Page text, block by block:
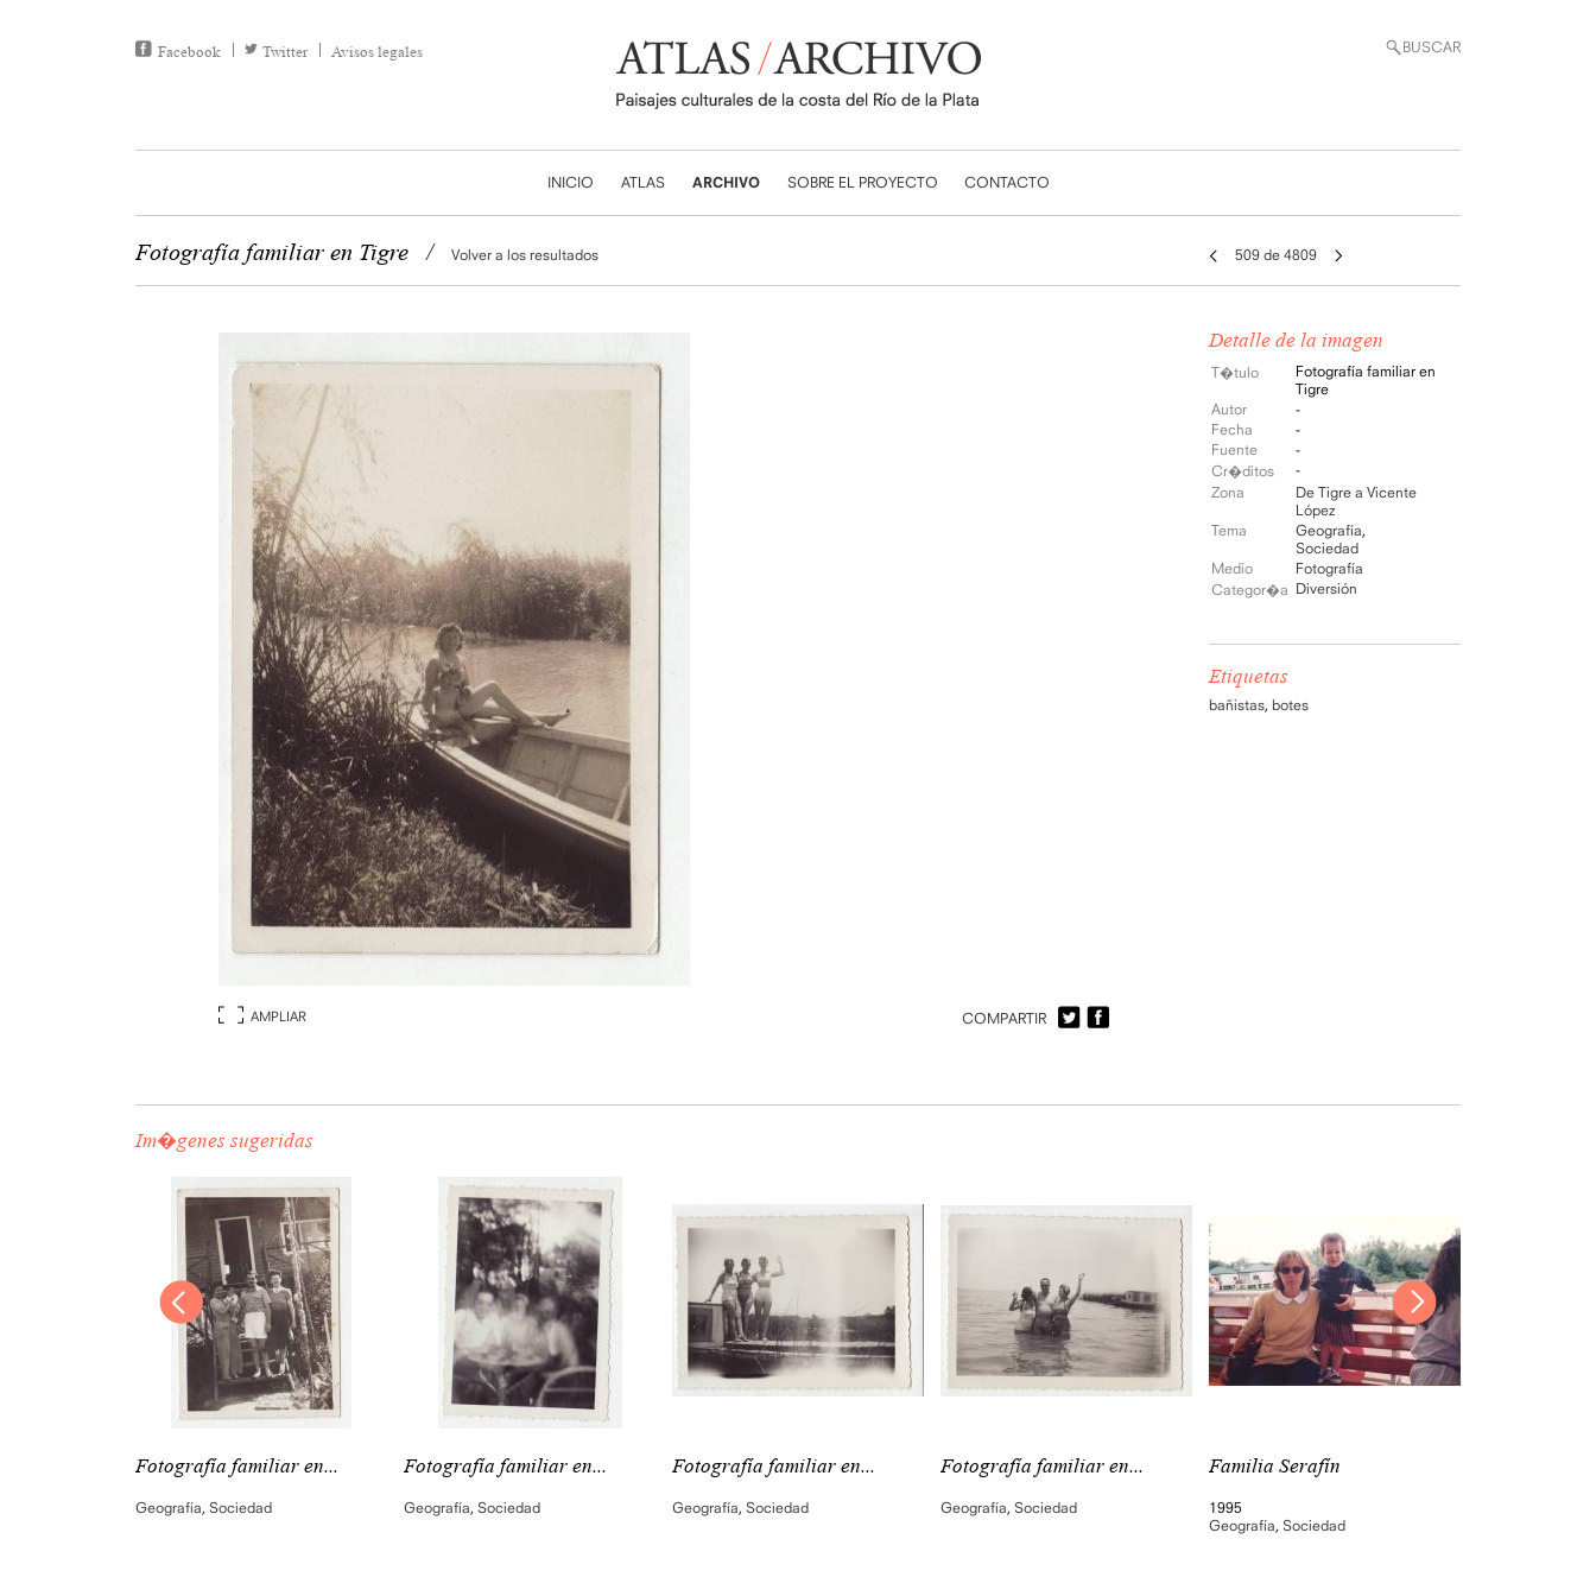
Facebook Twitter Avisos legales BUSCAR
INICIO ATLAS ARCHIVO SOBRE EL PROYECTO CONTACTO
Fotografía familiar en Tigre / Volver a los resultados 509 de 4809
AMPLIAR COMPARTIR
Detalle de la imagen
T�tulo
Fotografía familiar en
Tigre
Autor
-
Fecha
-
Fuente
-
Cr�ditos
-
Zona
De Tigre a Vicente
López
Tema
Geografía,
Sociedad
Medio
Fotografía
Categor�a Diversión
Etiquetas
bañistas, botes
Im�genes sugeridas
Fotografía familiar en...
Geografía, Sociedad
Fotografía familiar en...
Geografía, Sociedad
Fotografía familiar en...
Geografía, Sociedad
Fotografía familiar en...
Geografía, Sociedad
Familia Serafín
1995
Geografía, Sociedad